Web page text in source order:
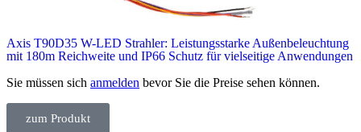
Axis T90D35 W-LED Strahler: Leistungsstarke Außenbeleuchtung
mit 180m Reichweite und IP66 Schutz für vielseitige Anwendungen
Sie müssen sich anmelden bevor Sie die Preise sehen können.
zum Produkt